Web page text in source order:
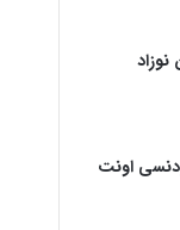
اونت